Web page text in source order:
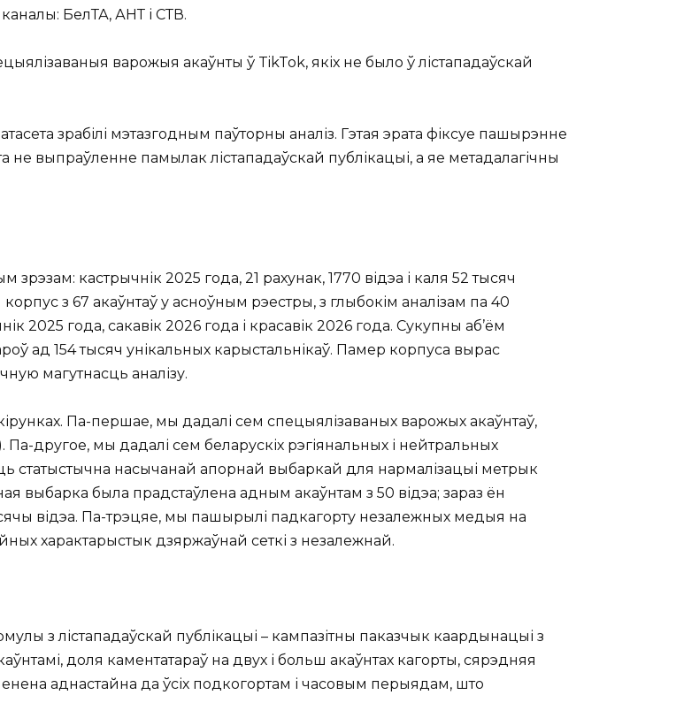
БелТА, АНТ і СТВ.
варожыя акаўнты ў TikTok, якіх не было ў лістападаўскай
зрабілі мэтазгодным паўторны аналіз. Гэтая эрата фіксуе пашырэнне
выпраўленне памылак лістападаўскай публікацыі, а яе метадалагічны
кастрычнік 2025 года, 21 рахунак, 1770 відэа і каля 52 тысяч
з 67 акаўнтаў у асноўным рэестры, з глыбокім аналізам па 40
2025 года, сакавік 2026 года і красавік 2026 года. Сукупны аб’ём
ад 154 тысяч унікальных карыстальнікаў. Памер корпуса вырас
магутнасць аналізу.
Па-першае, мы дадалі сем спецыялізаваных варожых акаўнтаў,
Па-другое, мы дадалі сем беларускіх рэгіянальных і нейтральных
статыстычна насычанай апорнай выбаркай для нармалізацыі метрык
выбарка была прадстаўлена адным акаўнтам з 50 відэа; зараз ён
відэа. Па-трэцяе, мы пашырылі падкагорту незалежных медыя на
характарыстык дзяржаўнай сеткі з незалежнай.
з лістападаўскай публікацыі – кампазітны паказчык каардынацыі з
доля каментатараў на двух і больш акаўнтах кагорты, сярэдняя
аднастайна да ўсіх подкогортам і часовым перыядам, што